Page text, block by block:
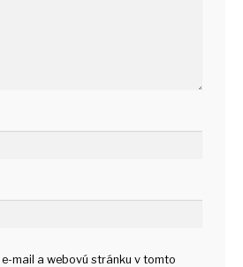
e-mail a webovú stránku v tomto